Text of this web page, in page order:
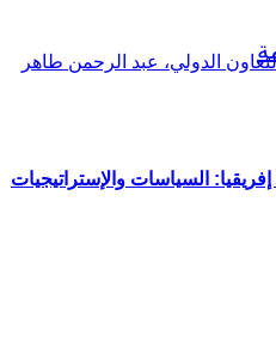
السياسات والإستراتيجيات